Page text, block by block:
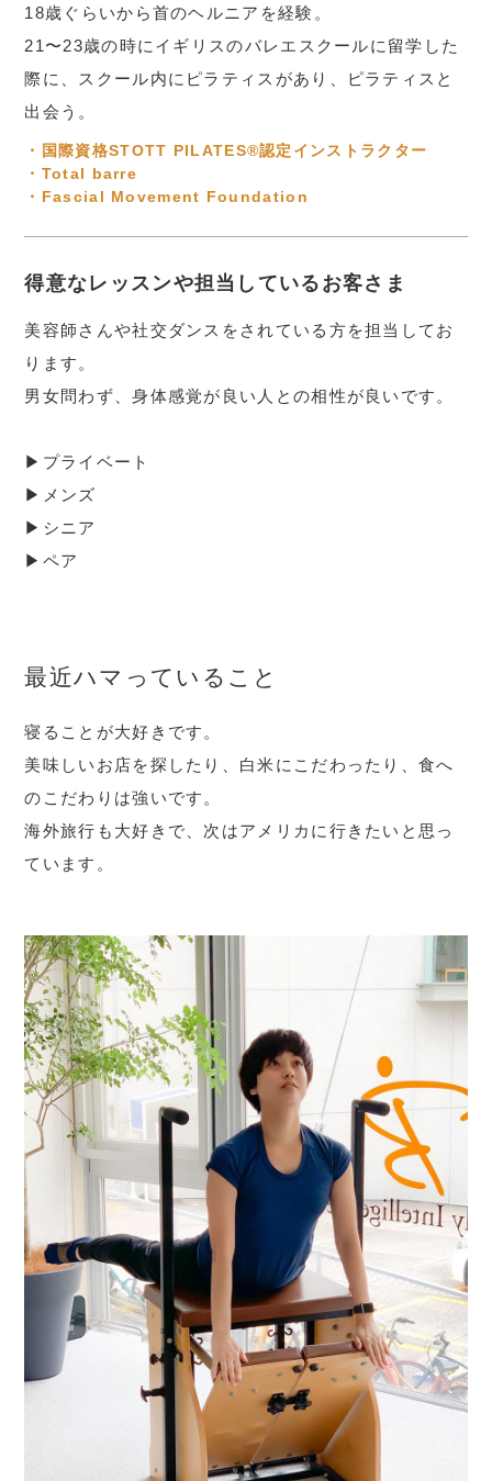
18歳ぐらいから首のヘルニアを経験。
21〜23歳の時にイギリスのバレエスクールに留学した
際に、スクール内にピラティスがあり、ピラティスと
出会う。
・国際資格STOTT PILATES®認定インストラクター
・Total barre
・Fascial Movement Foundation
得意なレッスンや担当しているお客さま
美容師さんや社交ダンスをされている方を担当してお
ります。
男女問わず、身体感覚が良い人との相性が良いです。
▶︎プライベート
▶︎メンズ
▶︎シニア
▶︎ペア
最近ハマっていること
寝ることが大好きです。
美味しいお店を探したり、白米にこだわったり、食へ
のこだわりは強いです。
海外旅行も大好きで、次はアメリカに行きたいと思っ
ています。